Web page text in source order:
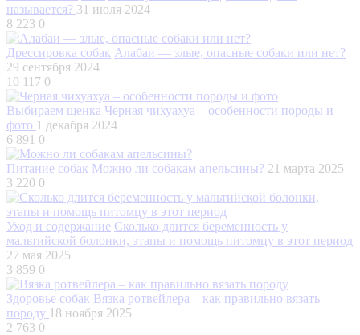
называется? 31 июля 2024
8 223 0
Дрессировка собак Алабаи — злые, опасные собаки или нет?
29 сентября 2024
10 117 0
Выбираем щенка Черная чихуахуа – особенности породы и
фото 1 декабря 2024
6 891 0
Питание собак Можно ли собакам апельсины? 21 марта 2025
3 220 0
Уход и содержание Сколько длится беременность у
мальтийской болонки, этапы и помощь питомцу в этот период
27 мая 2025
3 859 0
Здоровье собак Вязка ротвейлера – как правильно вязать
породу 18 ноября 2025
2 763 0